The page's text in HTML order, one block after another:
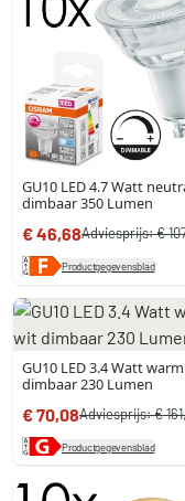
GU10 LED 4.7 Watt
dimbaar 350 Lumen
€ 46,68Adviesprijs:€
Productgegevensblad
GU10 LED 3.4 Watt
dimbaar 230 Lumen
€ 70,08Adviesprijs:€
Productgegevensblad